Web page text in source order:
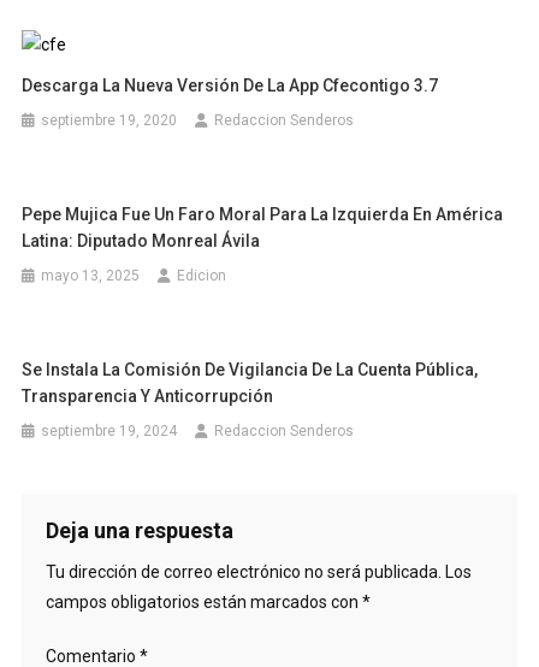
Descarga La Nueva Versión De La App Cfecontigo 3.7
septiembre 19, 2020 Redaccion Senderos
Pepe Mujica Fue Un Faro Moral Para La Izquierda En América
Latina: Diputado Monreal Ávila
mayo 13, 2025 Edicion
Se Instala La Comisión De Vigilancia De La Cuenta Pública,
Transparencia Y Anticorrupción
septiembre 19, 2024 Redaccion Senderos
Deja una respuesta
Tu dirección de correo electrónico no será publicada. Los
campos obligatorios están marcados con *
Comentario *